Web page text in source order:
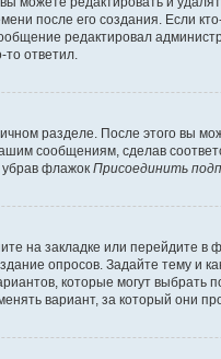
после его создания. Если
редактировал
ответил.
разделе. После этого вы
сообщениям, сделав
флажок Присоединить
на закладке или перейдите в
опросов. Задайте тему и
которые могут
вариант, за который они